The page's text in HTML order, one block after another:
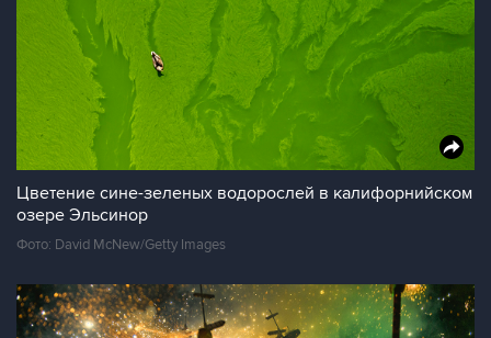
Цветение сине-зеленых водорослей в калифорнийском
озере Эльсинор
Фото: David McNew/Getty Images